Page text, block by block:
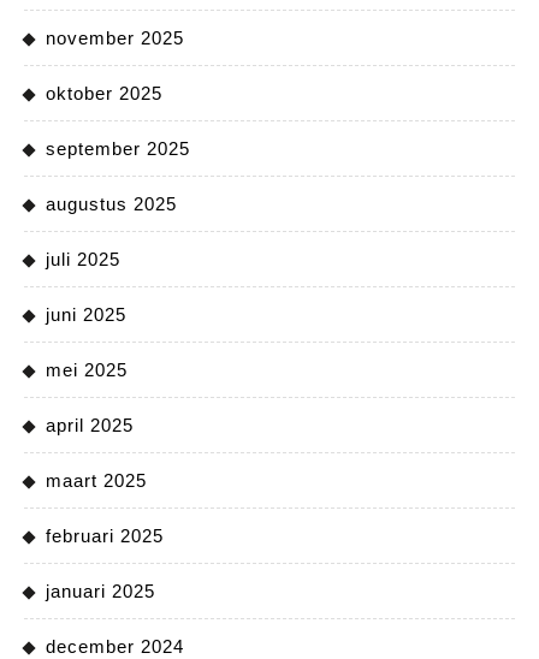
november 2025
oktober 2025
september 2025
augustus 2025
juli 2025
juni 2025
mei 2025
april 2025
maart 2025
februari 2025
januari 2025
december 2024